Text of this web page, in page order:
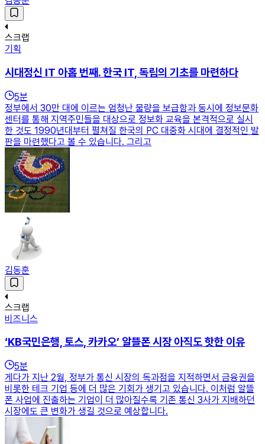
스크랩
기획
시대정신 IT 아홉 번째. 한국 IT, 독립의 기초를 마련하다
5분
정부에서 30만 대에 이르는 엄청난 물량을 보급함과 동시에 정보문화
센터를 통해 지역주민들을 대상으로 정보화 교육을 본격적으로 실시
한 것도 1990년대부터 펼쳐질 한국의 PC 대중화 시대에 결정적인 발
판을 마련했다고 볼 수 있습니다. 그리고
김동훈
스크랩
비즈니스
‘KB국민은행, 토스, 카카오’ 알뜰폰 시장 아직도 핫한 이유
5분
게다가 지난 2월, 정부가 통신 시장의 독과점을 지적하면서 금융권을
비롯한 테크 기업 등에 더 많은 기회가 생기고 있습니다. 이처럼 알뜰
폰 사업에 진출하는 기업이 더 많아질수록 기존 통신 3사가 지배하던
시장에도 큰 변화가 생길 것으로 예상합니다.